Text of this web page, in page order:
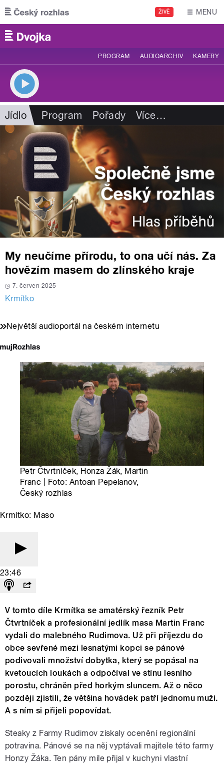
Přejít k hlavnímu obsahu
ŽIVĚ MENU
PROGRAM AUDIOARCHIV KAMERY
Jídlo Program Pořady Více…
My neučíme přírodu, to ona učí nás. Za
hovězím masem do zlínského kraje
7. červen 2025
Krmítko
Největší audioportál na českém internetu
Petr Čtvrtníček, Honza Žák, Martin
Franc | Foto: Antoan Pepelanov,
Český rozhlas
Krmítko: Maso
23:46
V tomto díle Krmítka se amatérský řezník Petr
Čtvrtníček a profesionální jedlík masa Martin Franc
vydali do malebného Rudimova. Už při příjezdu do
obce sevřené mezi lesnatými kopci se pánové
podivovali množství dobytka, který se popásal na
kvetoucích loukách a odpočíval ve stínu lesního
porostu, chráněn před horkým sluncem. Až o něco
později zjistili, že většina hovádek patří jednomu muži.
A s ním si přijeli popovídat.
Steaky z Farmy Rudimov získaly ocenění regionální
potravina. Pánové se na něj vyptávali majitele této farmy
Honzy Žáka. Ten pány mile přijal v kuchyni vlastní